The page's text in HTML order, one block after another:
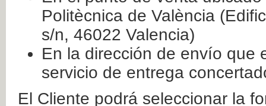
Politècnica de València
s/n, 46022 Valencia)
En la dirección de envío que
servicio de entrega
El Cliente podrá seleccionar la